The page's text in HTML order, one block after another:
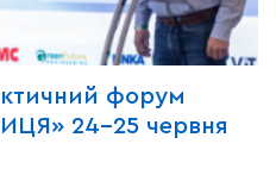
форум
24-25 червня